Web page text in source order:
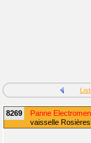
8269 Panne
vaisselle